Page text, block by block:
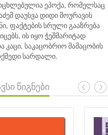
ეპოქა, რომელსაც
დაუსვა დიდი მოურავის
ფაქტების სრული გააზრება
ის იყო ჭეშმარიტად
კაცი, საკაცობრიო მამაცობის
სარდალი.
წიგნები